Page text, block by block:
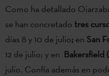
Como ha detallado
se han concretado tres
días 8 y 10 de julio; en San
12 de julio; y en Bakersfield (
julio. Confía además en